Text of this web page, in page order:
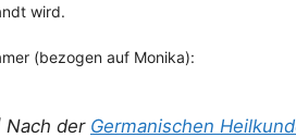
wird.
(bezogen auf Monika):
der Germanischen